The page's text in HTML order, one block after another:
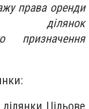
права оренди
призначення
Цільове